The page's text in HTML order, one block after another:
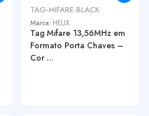
TAG-MIFARE-BLACK
Marca: HELIX
Tag Mifare 13,56MHz em
Formato Porta Chaves –
Cor ...